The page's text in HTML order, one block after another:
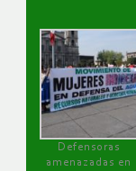
Defensoras
amenazadas en